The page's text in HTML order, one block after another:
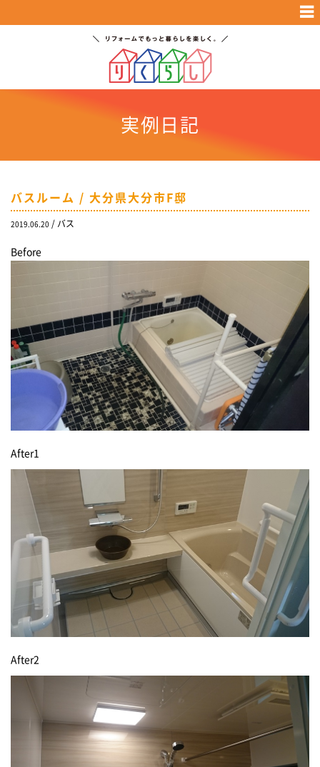
実例日記
バスルーム / 大分県大分市F邸
2019.06.20 / バス
Before
After1
After2